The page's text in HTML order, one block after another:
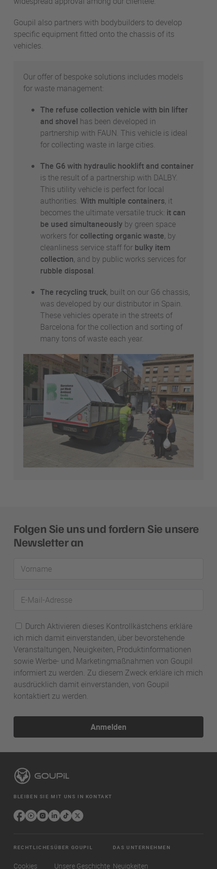
Goupil also partners with bodybuilders to develop
specific equipment fitted onto the chassis of its
vehicles.
Our offer of bespoke solutions includes models
for waste management:
The refuse collection vehicle with bin lifter
and shovel has been developed in
partnership with FAUN. This vehicle is ideal
for collecting waste in large cities.
The G6 with hydraulic hooklift and container
is the result of a partnership with DALBY.
This utility vehicle is perfect for local
authorities. With multiple containers, it
becomes the ultimate versatile truck: it can
be used simultaneously by green space
workers for collecting organic waste, by
cleanliness service staff for bulky item
collection, and by public works services for
rubble disposal.
The recycling truck, built on our G6 chassis,
was developed by our distributor in Spain.
These vehicles operate in the streets of
Barcelona for the collection and sorting of
many tons of waste each year.
Folgen Sie uns und fordern Sie unsere
Newsletter an
Vorname
Mail-
Durch Aktivieren dieses Kontrollkästchens erkläre
ich mich damit einverstanden, über bevorstehende
Veranstaltungen, Neuigkeiten, Produktinformationen
sowie Werbe- und Marketingmaßnahmen von Goupil
informiert zu werden. Zu diesem Zweck erkläre ich mich
ausdrücklich damit einverstanden, von Goupil
kontaktiert zu werden.
Anmelden
BLEIBEN SIE MIT UNS IN KONTAKT
RECHTLICHES
Cookies
ÜBER GOUPIL
Unsere Geschichte
DAS UNTERNEHMEN
Neuigkeiten